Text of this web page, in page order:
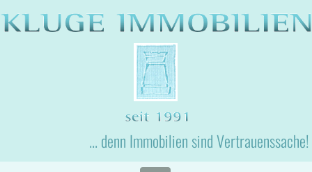
... denn Immobilien sind Vertrauenssache!